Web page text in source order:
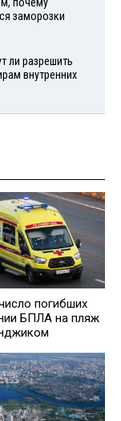
почему
заморозки
ли разрешить
внутренних
погибших
БПЛА на пляж